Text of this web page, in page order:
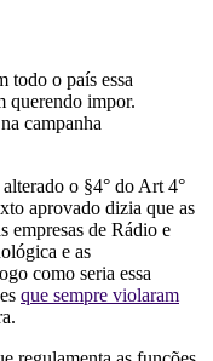
todo o país essa
querendo impor.
campanha
o §4° do Art 4°
aprovado dizia que as
empresas de Rádio e
e as
como seria essa
que sempre violaram